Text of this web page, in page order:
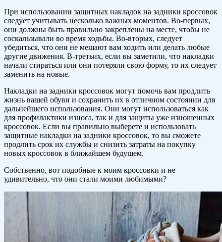
При использовании защитных накладок на задники кроссовок
следует учитывать несколько важных моментов. Во-первых,
они должны быть правильно закреплены на месте, чтобы не
соскальзывали во время ходьбы. Во-вторых, следует
убедиться, что они не мешают вам ходить или делать любые
другие движения. В-третьих, если вы заметили, что накладки
начали стираться или они потеряли свою форму, то их следует
заменить на новые.
Накладки на задники кроссовок могут помочь вам продлить
жизнь вашей обуви и сохранить их в отличном состоянии для
дальнейшего использования. Они могут использоваться как
для профилактики износа, так и для защиты уже изношенных
кроссовок. Если вы правильно выберете и использовать
защитные накладки на задники кроссовок, то вы сможете
продлить срок их службы и снизить затраты на покупку
новых кроссовок в ближайшем будущем.
Собственно, вот подобные к моим кроссовки и не
удивительно, что они стали моими любимыми?